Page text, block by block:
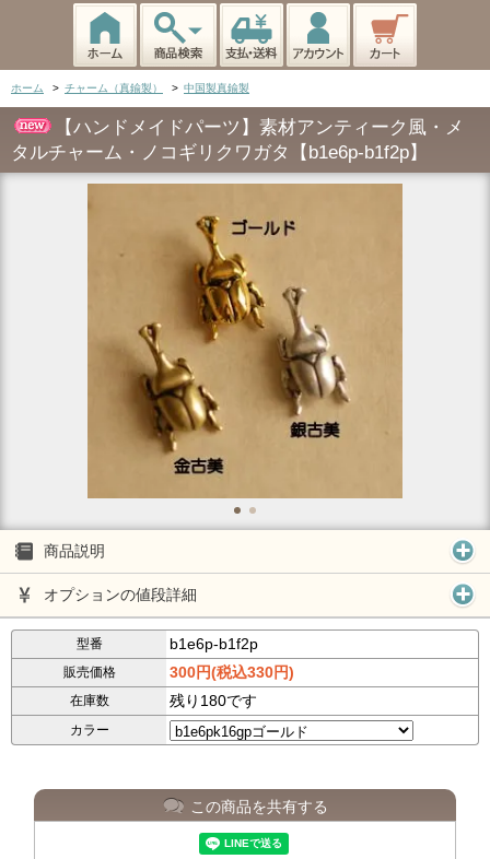
ホーム > チャーム（真鍮製） > 中国製真鍮製
【ハンドメイドパーツ】素材アンティーク風・メ
タルチャーム・ノコギリクワガタ【b1e6p-b1f2p】
商品説明
オプションの値段詳細
型番 b1e6p-b1f2p
販売価格 300円(税込330円)
在庫数 残り180です
カラー
この商品を共有する